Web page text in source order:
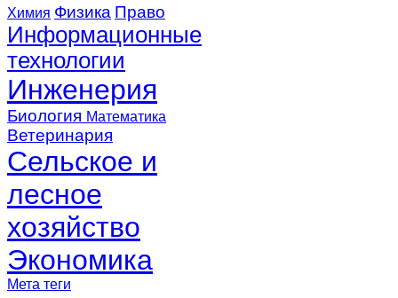
Химия Физика Право
Информационные
технологии
Инженерия
Биология Математика
Ветеринария
Сельское и
лесное
хозяйство
Экономика
Мета теги